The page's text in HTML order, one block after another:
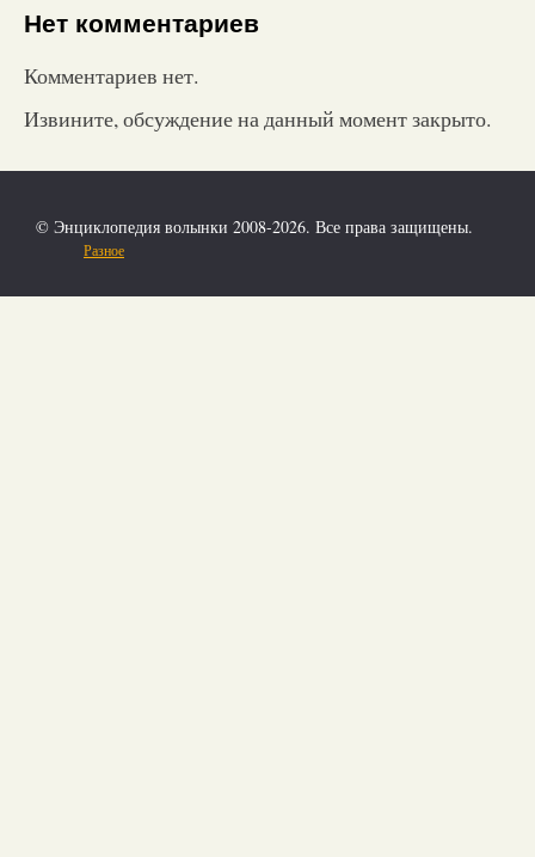
Нет комментариев
Комментариев нет.
Извините, обсуждение на данный момент закрыто.
© Энциклопедия волынки 2008-2026. Все права защищены.
Разное